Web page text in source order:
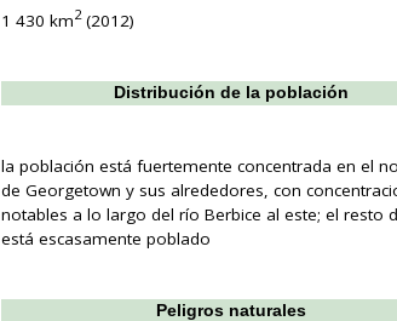
1 430 km2(2012)
Distribución de la población
la población está fuertemente concentrada en el
de Georgetown y sus alrededores, con
notables a lo largo del río Berbice al este; el resto
está escasamente poblado
Peligros naturales